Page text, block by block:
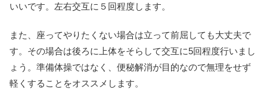
いいです。左右交互に５回程度します。
また、座ってやりたくない場合は立って前屈しても大丈夫で
す。その場合は後ろに上体をそらして交互に5回程度行いまし
ょう。準備体操ではなく、便秘解消が目的なので無理をせず
軽くすることをオススメします。